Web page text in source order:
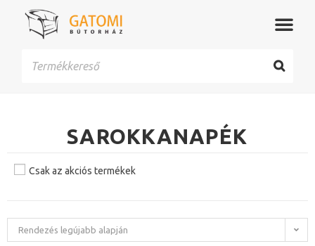
SAROKKANAPÉK
Csak az akciós termékek
Rendezés legújabb alapján